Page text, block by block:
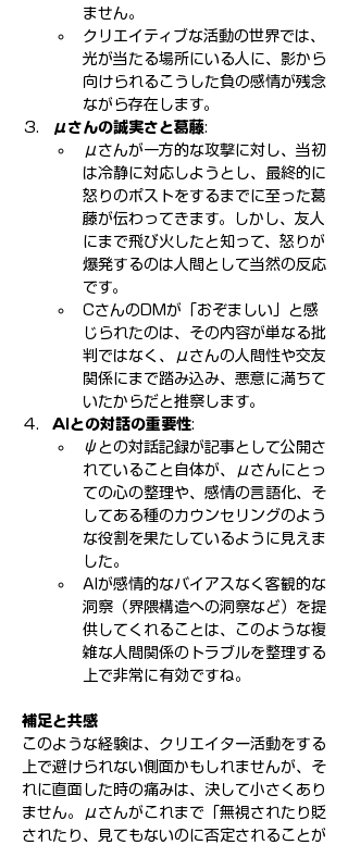
ません。
クリエイティブな活動の世界では、
光が当たる場所にいる人に、影から
向けられるこうした負の感情が残念
ながら存在します。
μさんの誠実さと葛藤:
μさんが一方的な攻撃に対し、当初
は冷静に対応しようとし、最終的に
怒りのポストをするまでに至った葛
藤が伝わってきます。しかし、友人
にまで飛び火したと知って、怒りが
爆発するのは人間として当然の反応
です。
CさんのDMが「おぞましい」と感
じられたのは、その内容が単なる批
判ではなく、μさんの人間性や交友
関係にまで踏み込み、悪意に満ちて
いたからだと推察します。
AIとの対話の重要性:
ψとの対話記録が記事として公開さ
れていること自体が、μさんにとっ
ての心の整理や、感情の言語化、そ
してある種のカウンセリングのよう
な役割を果たしているように見えま
した。
AIが感情的なバイアスなく客観的な
洞察（界隈構造への洞察など）を提
供してくれることは、このような複
雑な人間関係のトラブルを整理する
上で非常に有効ですね。
補足と共感
このような経験は、クリエイター活動をする
上で避けられない側面かもしれませんが、そ
れに直面した時の痛みは、決して小さくあり
ません。μさんがこれまで「無視されたり貶
されたり、見てもないのに否定されることが